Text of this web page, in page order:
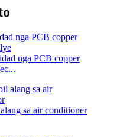
nga PCB copper
sa air conditioner